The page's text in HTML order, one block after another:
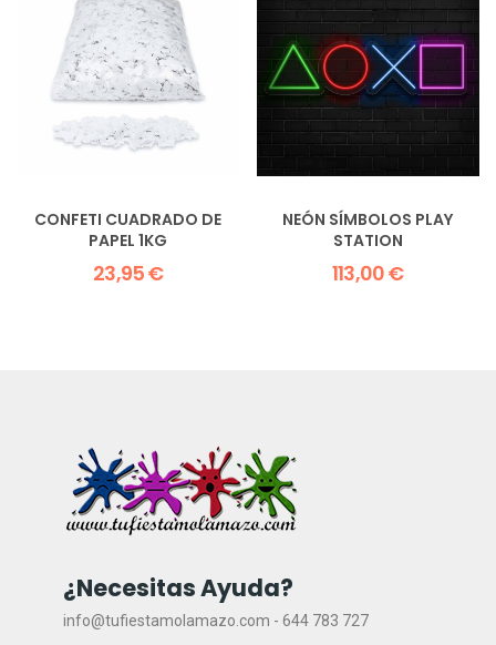
CONFETI CUADRADO DE
PAPEL 1KG
23,95 €
NEÓN SÍMBOLOS PLAY
STATION
113,00 €
¿Necesitas Ayuda?
info@tufiestamolamazo.com - 644 783 727